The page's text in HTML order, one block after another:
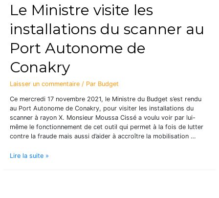
Le Ministre visite les
installations du scanner au
Port Autonome de
Conakry
Laisser un commentaire / Par Budget
Ce mercredi 17 novembre 2021, le Ministre du Budget s’est rendu
au Port Autonome de Conakry, pour visiter les installations du
scanner à rayon X. Monsieur Moussa Cissé a voulu voir par lui-
même le fonctionnement de cet outil qui permet à la fois de lutter
contre la fraude mais aussi d’aider à accroître la mobilisation …
Lire la suite »